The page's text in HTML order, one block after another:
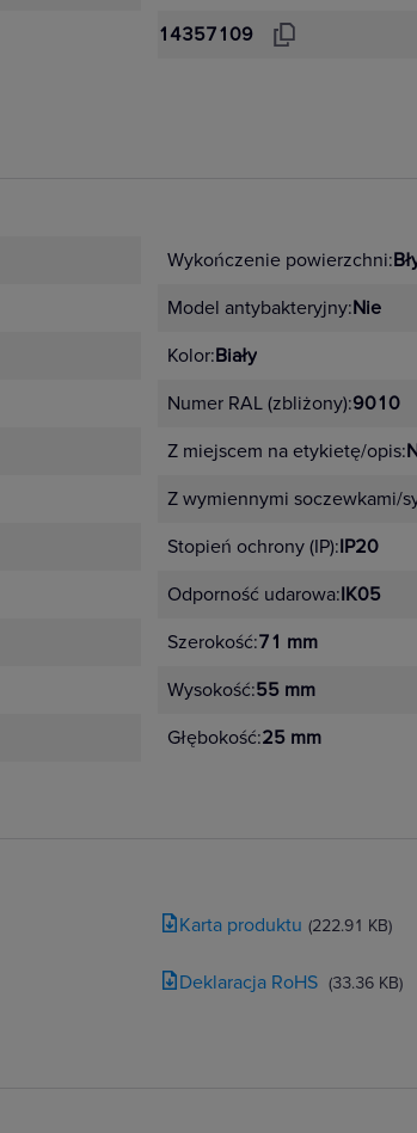
14357109
Wykończenie powierzchni:
Model antybakteryjny:Nie
Kolor:Biały
Numer RAL (zbliżony):9010
Z miejscem na etykietę/opis:
Z wymiennymi soczewkami/
Stopień ochrony (IP):IP20
Odporność udarowa:IK05
Szerokość:71 mm
Wysokość:55 mm
Głębokość:25 mm
Karta produktu (222.91 KB)
Deklaracja RoHS (33.36 KB)